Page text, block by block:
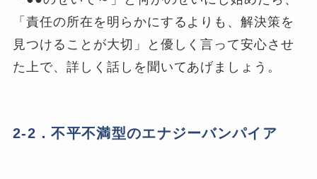
「責任の所在を明らかにするよりも、解決策を
見つけることが大切」と優しく言って安心させ
た上で、詳しく話しを聞いてあげましょう。
2-2．不平不満型のエナジーバンパイア